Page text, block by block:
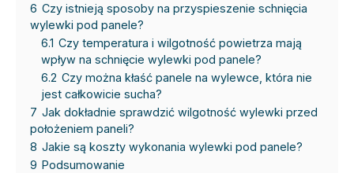
6 Czy istnieją sposoby na przyspieszenie schnięcia
wylewki pod panele?
6.1 Czy temperatura i wilgotność powietrza mają
wpływ na schnięcie wylewki pod panele?
6.2 Czy można kłaść panele na wylewce, która nie
jest całkowicie sucha?
7 Jak dokładnie sprawdzić wilgotność wylewki przed
położeniem paneli?
8 Jakie są koszty wykonania wylewki pod panele?
9 Podsumowanie